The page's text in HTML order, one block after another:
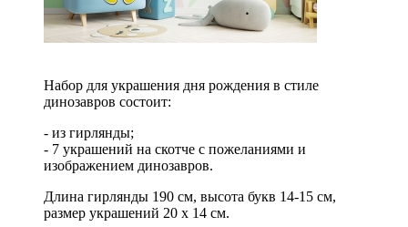
Набор для украшения дня рождения в стиле
динозавров состоит:
- из гирлянды;
- 7 украшений на скотче с пожеланиями и
изображением динозавров.
Длина гирлянды 190 см, высота букв 14-15 см,
размер украшений 20 х 14 см.